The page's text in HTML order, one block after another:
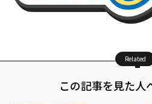
Related
この記事を見た人